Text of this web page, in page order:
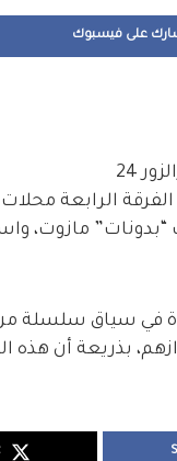
على فيسبوك
24
الرابعة
“بدونات”
في سياق سلسلة من
بذريعة أن هذه